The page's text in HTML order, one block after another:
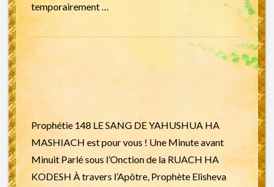
temporairement …
Prophétie 148 LE SANG DE YAHUSHUA HA
MASHIACH est pour vous ! Une Minute avant
Minuit Parlé sous l’Onction de la RUACH HA
KODESH À travers l’Apôtre, Prophète Elisheva